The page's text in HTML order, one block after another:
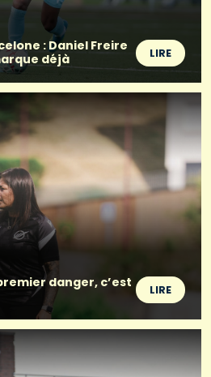
: Daniel Freire
déjà
LIRE
danger, c’est
LIRE